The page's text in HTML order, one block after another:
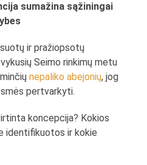
sumažina sąžiningai
ir pražiopsotų
Seimo rinkimų metu
nepaliko abejonių, jog
pertvarkyti.
koncepcija? Kokios
identifikuotos ir kokie